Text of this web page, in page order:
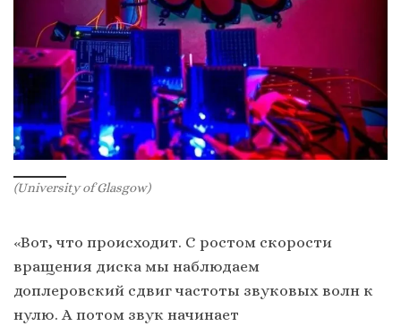
(University of Glasgow)
«Вот, что происходит. С ростом скорости
вращения диска мы наблюдаем
доплеровский сдвиг частоты звуковых волн к
нулю. А потом звук начинает